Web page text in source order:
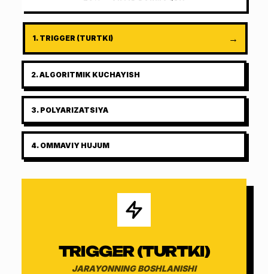
1. TRIGGER (TURTKI) →
2.ALGORITMIK KUCHAYISH
3. POLYARIZATSIYA
4. OMMAVIY HUJUM
TRIGGER (TURTKI)
JARAYONNING BOSHLANISHI